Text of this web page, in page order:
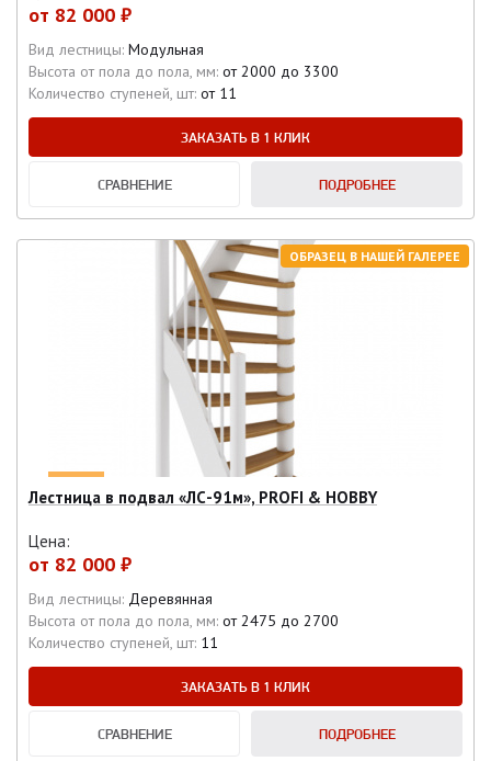
от 82 000 ₽
Вид лестницы: Модульная
Высота от пола до пола, мм: от 2000 до 3300
Количество ступеней, шт: от 11
ЗАКАЗАТЬ В 1 КЛИК
СРАВНЕНИЕ ПОДРОБНЕЕ
ОБРАЗЕЦ В НАШЕЙ ГАЛЕРЕЕ
Лестница в подвал «ЛС-91м», PROFI & HOBBY
Цена:
от 82 000 ₽
Вид лестницы: Деревянная
Высота от пола до пола, мм: от 2475 до 2700
Количество ступеней, шт: 11
ЗАКАЗАТЬ В 1 КЛИК
СРАВНЕНИЕ ПОДРОБНЕЕ